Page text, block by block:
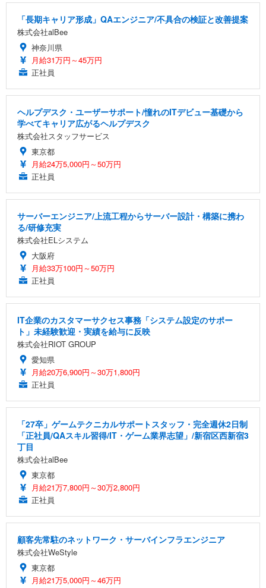
「長期キャリア形成」QAエンジニア/不具合の検証と改善提案
株式会社alBee
神奈川県
月給31万円～45万円
正社員
ヘルプデスク・ユーザーサポート/憧れのITデビュー基礎から
学べてキャリア広がるヘルプデスク
株式会社スタッフサービス
東京都
月給24万5,000円～50万円
正社員
サーバーエンジニア/上流工程からサーバー設計・構築に携わ
る/研修充実
株式会社ELシステム
大阪府
月給33万100円～50万円
正社員
IT企業のカスタマーサクセス事務「システム設定のサポー
ト」未経験歓迎・実績を給与に反映
株式会社RIOT GROUP
愛知県
月給20万6,900円～30万1,800円
正社員
「27卒」ゲームテクニカルサポートスタッフ・完全週休2日制
「正社員/QAスキル習得/IT・ゲーム業界志望」/新宿区西新宿3
丁目
株式会社alBee
東京都
月給21万7,800円～30万2,800円
正社員
顧客先常駐のネットワーク・サーバインフラエンジニア
株式会社WeStyle
東京都
月給21万5,000円～46万円